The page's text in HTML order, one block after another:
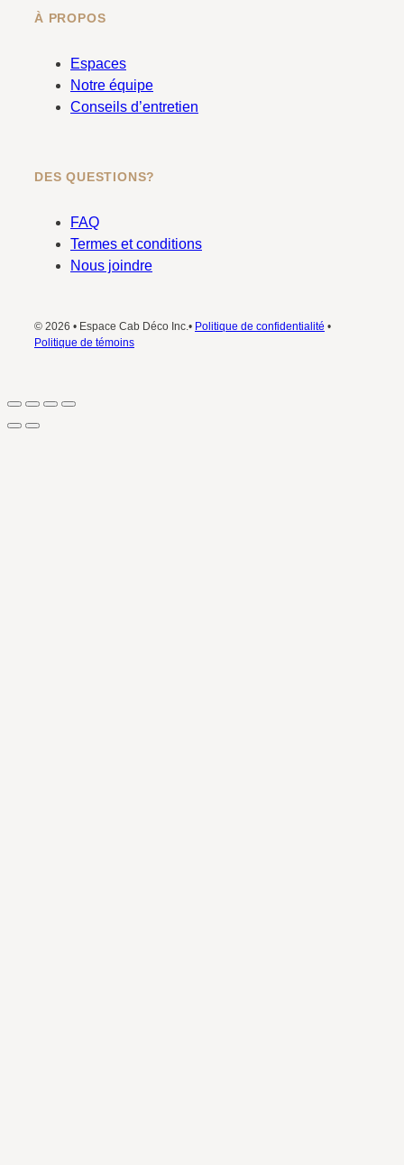
À PROPOS
Espaces
Notre équipe
Conseils d’entretien
DES QUESTIONS?
FAQ
Termes et conditions
Nous joindre
© 2026 • Espace Cab Déco Inc.• Politique de confidentialité •
Politique de témoins